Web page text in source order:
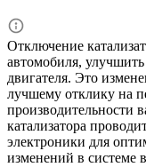
Отключение
автомобиля,
двигателя. Это
лучшему отклику на
производительности
катализатора
электроники для
изменений в системе